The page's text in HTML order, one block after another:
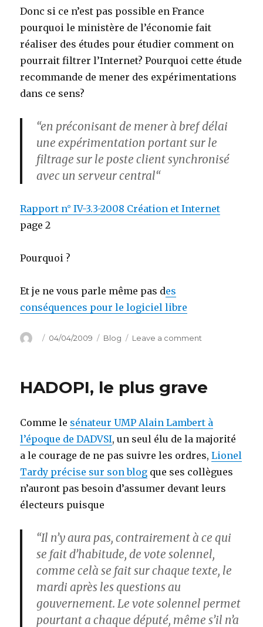
Donc si ce n’est pas possible en France
pourquoi le ministère de l’économie fait
réaliser des études pour étudier comment on
pourrait filtrer l’Internet? Pourquoi cette étude
recommande de mener des expérimentations
dans ce sens?
“en préconisant de mener à bref délai
une expérimentation portant sur le
filtrage sur le poste client synchronisé
avec un serveur central“
Rapport n° IV-3.3-2008 Création et Internet
page 2
Pourquoi ?
Et je ne vous parle même pas des
conséquences pour le logiciel libre
Author
Posted
04/04/2009 Categories
Blog Leave a comment
!
HADOPI, le plus grave
Comme le sénateur UMP Alain Lambert à
l’époque de DADVSI, un seul élu de la majorité
a le courage de ne pas suivre les ordres,Lionel
Tardy précise sur son blog que ses collègues
n’auront pas besoin d’assumer devant leurs
électeurs puisque
“Il n’y aura pas, contrairement à ce qui
se fait d’habitude, de vote solennel,
comme celà se fait sur chaque texte, le
mardi après les questions au
gouvernement. Le vote solennel permet
pourtant a chaque député, même s’il n’a